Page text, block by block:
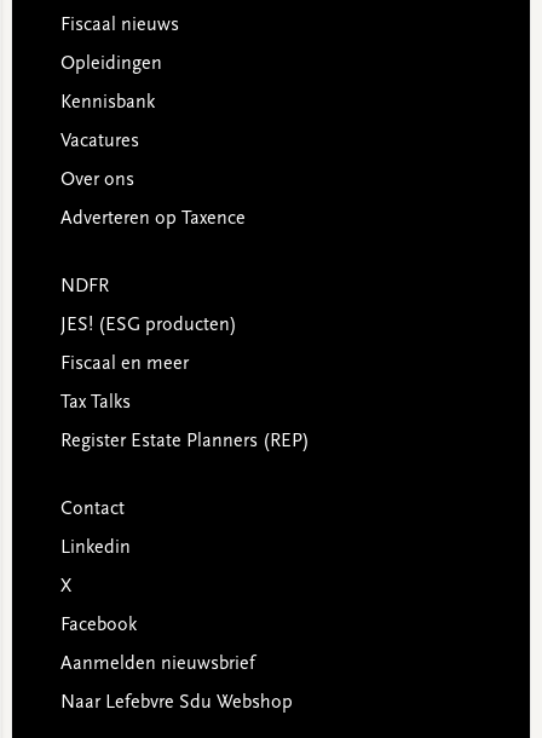
Footer
Fiscaal nieuws
Opleidingen
Kennisbank
Vacatures
Over ons
Adverteren op Taxence
NDFR
JES! (ESG producten)
Fiscaal en meer
Tax Talks
Register Estate Planners (REP)
Contact
Linkedin
X
Facebook
Aanmelden nieuwsbrief
Naar Lefebvre Sdu Webshop